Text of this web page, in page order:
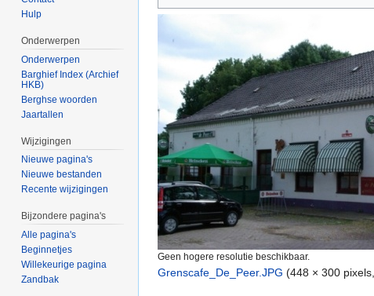
Geen hogere resolutie beschikbaar.
Grenscafe_De_Peer.JPG (448 × 300
Hulp
Onderwerpen
Onderwerpen
Barghief Index (Archief
HKB)
Berghse woorden
Jaartallen
Wijzigingen
Nieuwe pagina's
Nieuwe bestanden
Recente wijzigingen
Bijzondere pagina's
Alle pagina's
Beginnetjes
Willekeurige pagina
Zandbak